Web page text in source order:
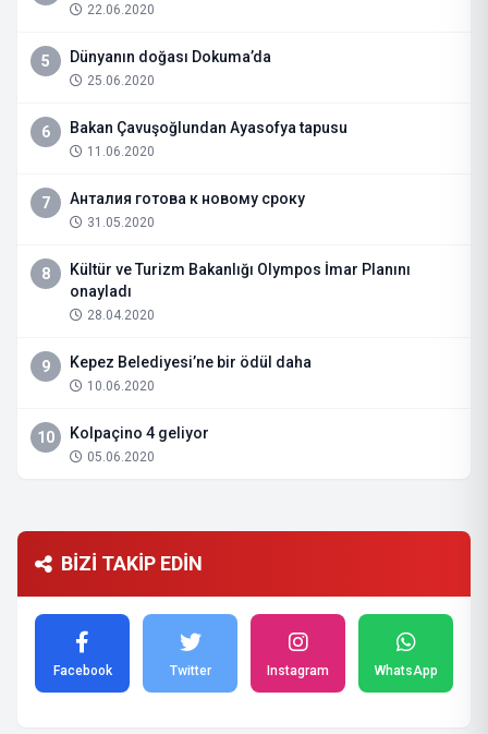
22.06.2020
5 Dünyanın doğası Dokuma’da
25.06.2020
6 Bakan Çavuşoğlundan Ayasofya tapusu
11.06.2020
7 Анталия готова к новому сроку
31.05.2020
8
Kültür ve Turizm Bakanlığı Olympos İmar Planını
onayladı
28.04.2020
9 Kepez Belediyesi’ne bir ödül daha
10.06.2020
10 Kolpaçino 4 geliyor
05.06.2020
BİZİ TAKİP EDİN
Facebook Twitter Instagram WhatsApp